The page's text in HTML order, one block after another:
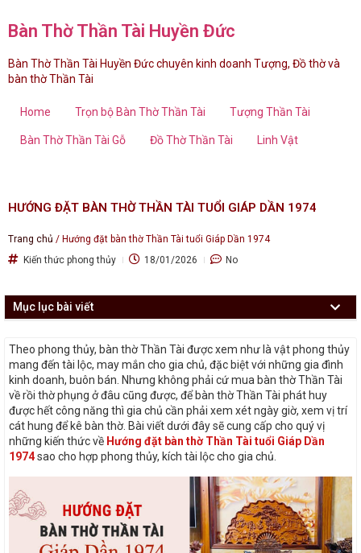
Bàn Thờ Thần Tài Huyền Đức
Bàn Thờ Thần Tài Huyền Đức chuyên kinh doanh Tượng, Đồ thờ và
bàn thờ Thần Tài
Home Trọn bộ Bàn Thờ Thần Tài Tượng Thần Tài
Bàn Thờ Thần Tài Gỗ Đồ Thờ Thần Tài Linh Vật
HƯỚNG ĐẶT BÀN THỜ THẦN TÀI TUỔI GIÁP DẦN 1974
Trang chủ / Hướng đặt bàn thờ Thần Tài tuổi Giáp Dần 1974
Kiến thức phong thủy
18/01/2026 No
Mục lục bài viết
Theo phong thủy, bàn thờ Thần Tài được xem như là vật phong thủy
mang đến tài lộc, may mắn cho gia chủ, đặc biệt với những gia đình
kinh doanh, buôn bán. Nhưng không phải cứ mua bàn thờ Thần Tài
về rồi thờ phụng ở đâu cũng được, để bàn thờ Thần Tài phát huy
được hết công năng thì gia chủ cần phải xem xét ngày giờ, xem vị trí
cát hung để kê bàn thờ. Bài viết dưới đây sẽ cung cấp cho quý vị
những kiến thức về Hướng đặt bàn thờ Thần Tài tuổi Giáp Dần
1974sao cho hợp phong thủy, kích tài lộc cho gia chủ.